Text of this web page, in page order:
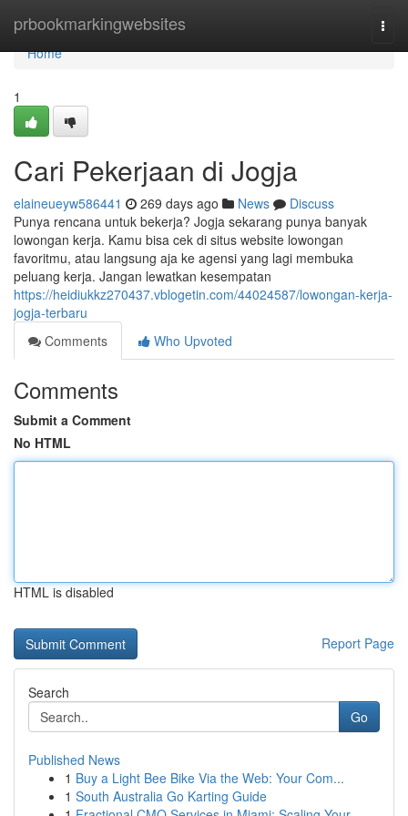
prbookmarkingwebsites
Home
Home
1
Cari Pekerjaan di Jogja
elaineueyw586441 269 days ago News
Discuss
Punya rencana untuk bekerja? Jogja sekarang punya banyak
lowongan kerja. Kamu bisa cek di situs website lowongan
favoritmu, atau langsung aja ke agensi yang lagi membuka
peluang kerja. Jangan lewatkan kesempatan
https://heidiukkz270437.vblogetin.com/44024587/lowongan-kerja-
jogja-terbaru
Comments
Who Upvoted
Comments
Submit a Comment
No HTML
HTML is disabled
Report Page
Search
Go
Published News
1 Buy a Light Bee Bike Via the Web: Your Com...
1 South Australia Go Karting Guide